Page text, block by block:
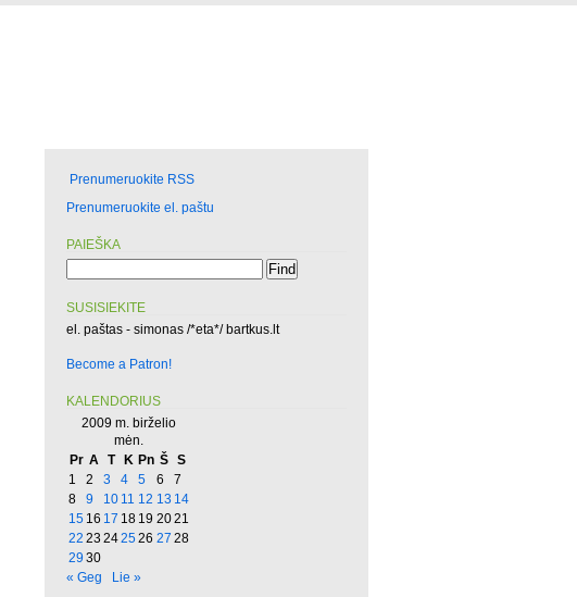
Prenumeruokite RSS
Prenumeruokite el. paštu
PAIEŠKA
SUSISIEKITE
el. paštas - simonas /*eta*/ bartkus.lt
Become a Patron!
KALENDORIUS
2009 m. birželio
mėn.
Pr A T K Pn Š S
1
2 3 4 5 6
7
8
9 10 11 12 13 14
15 16 17 18 19 2021
22 23 242526 27 28
29 30
« Geg
Lie »